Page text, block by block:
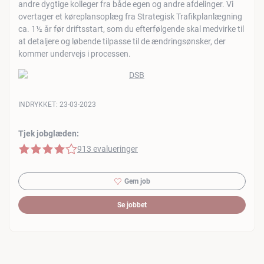
andre dygtige kolleger fra både egen og andre afdelinger. Vi
overtager et køreplansoplæg fra Strategisk Trafikplanlægning
ca. 1½ år før driftsstart, som du efterfølgende skal medvirke til
at detaljere og løbende tilpasse til de ændringsønsker, der
kommer undervejs i processen.
Tjek jobglæden:
4 af 5 stjerner
913 evalueringer
INDRYKKET: 23-03-2023
Gem job
Se jobbet